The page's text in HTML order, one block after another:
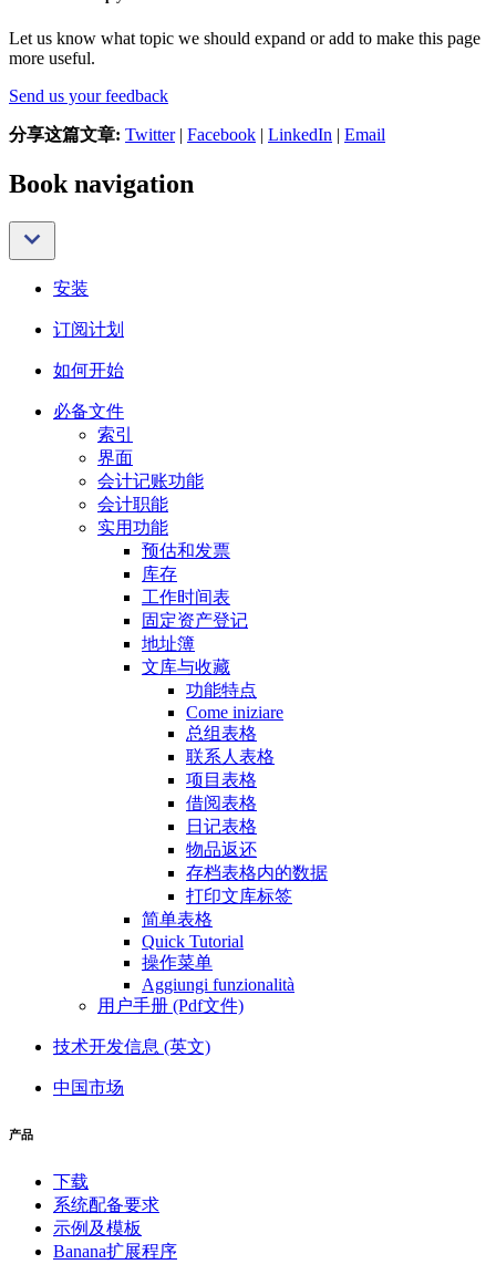
Let us know what topic we should expand or add to make this page
more useful.
Send us your feedback
分享这篇文章: Twitter| Facebook | LinkedIn | Email
Book navigation
安装
订阅计划
如何开始
必备文件
索引
界面
会计记账功能
会计职能
实用功能
预估和发票
库存
工作时间表
固定资产登记
地址簿
文库与收藏
功能特点
Come iniziare
总组表格
联系人表格
项目表格
借阅表格
日记表格
物品返还
存档表格内的数据
打印文库标签
简单表格
Quick Tutorial
操作菜单
Aggiungi funzionalità
用户手册 (Pdf文件)
技术开发信息 (英文)
中国市场
产品
下载
系统配备要求
示例及模板
Banana扩展程序